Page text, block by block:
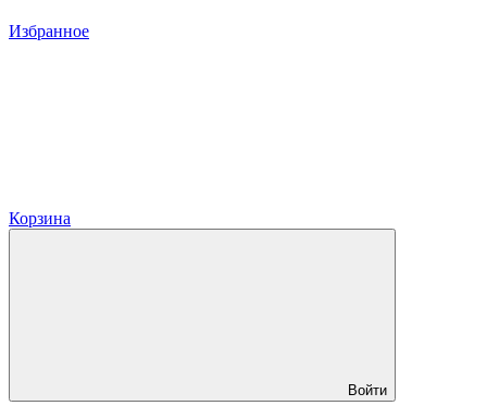
Избранное
Корзина
Войти